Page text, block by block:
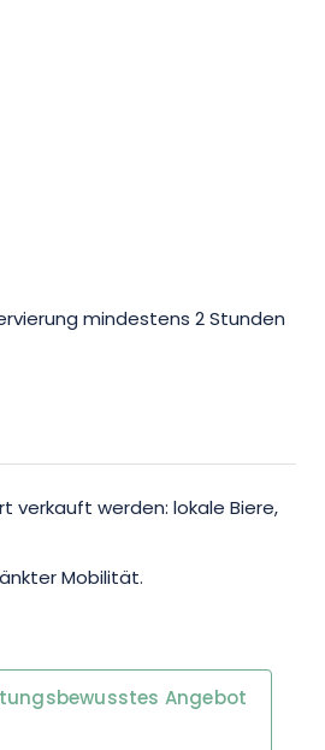
mindestens 2 Stunden
verkauft werden: lokale Biere,
Mobilität.
Angebot